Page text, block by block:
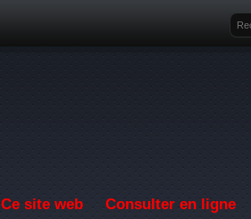
Ce site web Consulter en ligne